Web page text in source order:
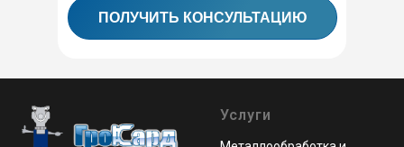
ПОЛУЧИТЬ КОНСУЛЬТАЦИЮ
Услуги